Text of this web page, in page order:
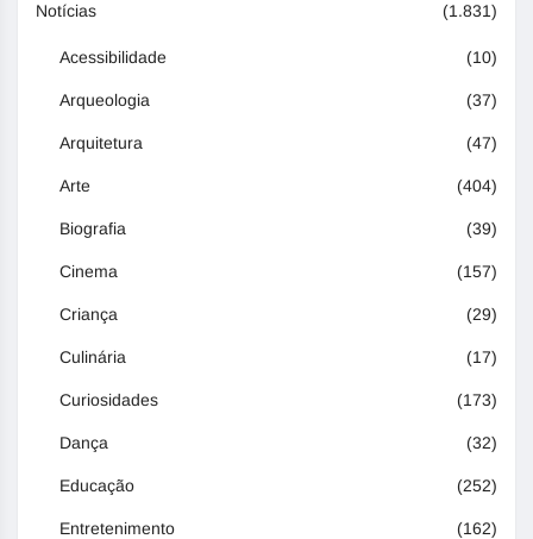
Notícias (1.831)
Acessibilidade (10)
Arqueologia (37)
Arquitetura (47)
Arte (404)
Biografia (39)
Cinema (157)
Criança (29)
Culinária (17)
Curiosidades (173)
Dança (32)
Educação (252)
Entretenimento (162)